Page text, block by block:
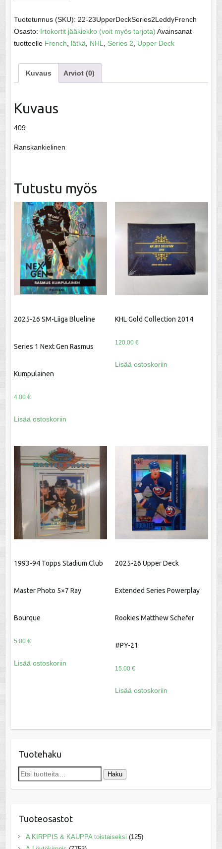
Upper
Deck
Series
Nick
Leddy
määrä
Tuotetunnus (SKU): 22-23UpperDeckSeries2LeddyFrench
Osasto: Irtokortit jääkiekko (voit myös tarjota) Avainsanat
tuotteelle French lätkä NHL Series 2 Upper Deck
Kuvaus Arviot (0)
Kuvaus
409
Ranskankielinen
Tutustu myös
2025-26 SM-Liiga Blueline
Series 1 Next Gen Rasmus
Kumpulainen
4.00 €
Lisää ostoskoriin
KHL Gold Collection 2014
120.00 €
Lisää ostoskoriin
1993-94 Topps Stadium Club
Master Photo 5×7 Ray
Bourque
5.00 €
Lisää ostoskoriin
2025-26 Upper Deck
Extended Series Powerplay
Rookies Matthew Schefer
#PY-21
15.00 €
Lisää ostoskoriin
Tuotehaku
Etsi: Haku
Tuoteosastot
A KIRPPIS & KAUPPA toistaiseksi (125)